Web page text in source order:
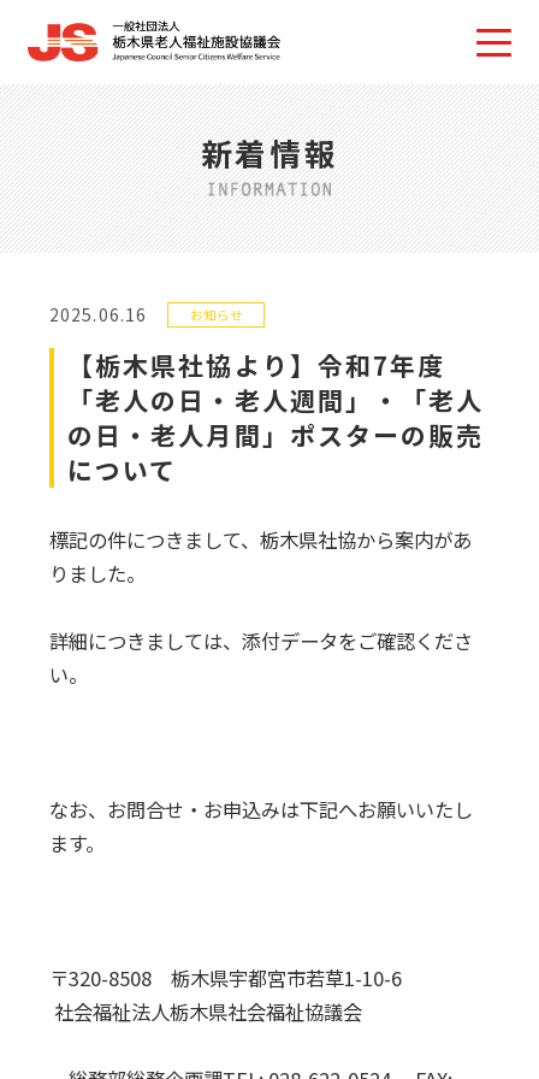
新着情報
2025.06.16 お知らせ
【栃木県社協より】令和7年度
「老人の日・老人週間」・「老人
の日・老人月間」ポスターの販売
について
標記の件につきまして、栃木県社協から案内があ
りました。
詳細につきましては、添付データをご確認くださ
い。
なお、お問合せ・お申込みは下記へお願いいたし
ます。
〒320-8508 栃木県宇都宮市若草1-10-6
社会福祉法人栃木県社会福祉協議会